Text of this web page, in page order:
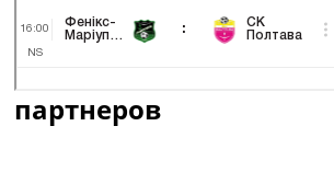
партнеров